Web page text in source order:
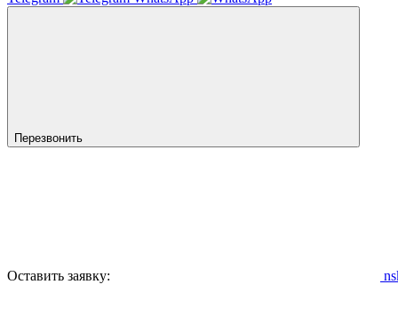
Перезвонить
Оставить заявку: